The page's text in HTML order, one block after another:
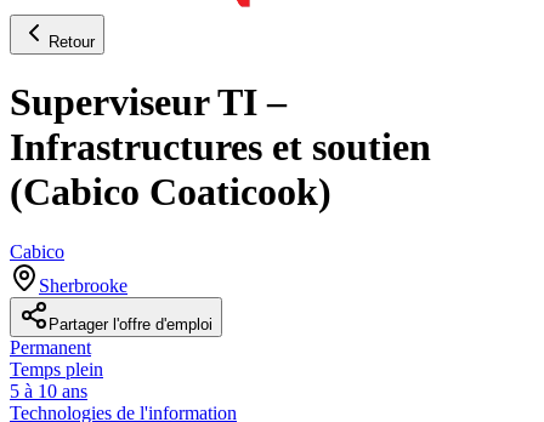
Retour
Superviseur TI –
Infrastructures et soutien
(Cabico Coaticook)
Cabico
Sherbrooke
Partager l'offre d'emploi
Permanent
Temps plein
5 à 10 ans
Technologies de l'information